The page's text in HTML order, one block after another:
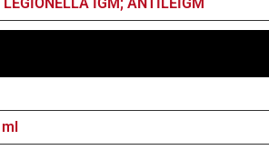
IGM; ANTILEIGM